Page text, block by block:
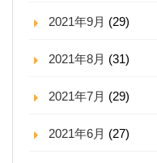
2021年9月 (29)
2021年8月 (31)
2021年7月 (29)
2021年6月 (27)